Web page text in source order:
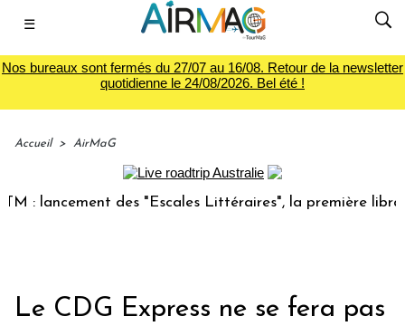
☰
Nos bureaux sont fermés du 27/07 au 16/08. Retour de la newsletter
quotidienne le 24/08/2026. Bel été !
Accueil > AirMaG
des "Escales Littéraires", la première librairie
Le CDG Express ne se fera pas